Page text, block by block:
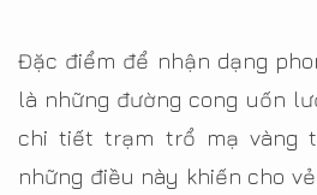
Đặc điểm để nhận dạng
là những đường cong uốn
chi tiết trạm trổ mạ vàng
những điều này khiến cho